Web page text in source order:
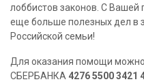
лоббистов законов. С
еще больше полезных дел в
Российской семьи!
Для оказания помощи можно
СБЕРБАНКА 4276 5500 3421